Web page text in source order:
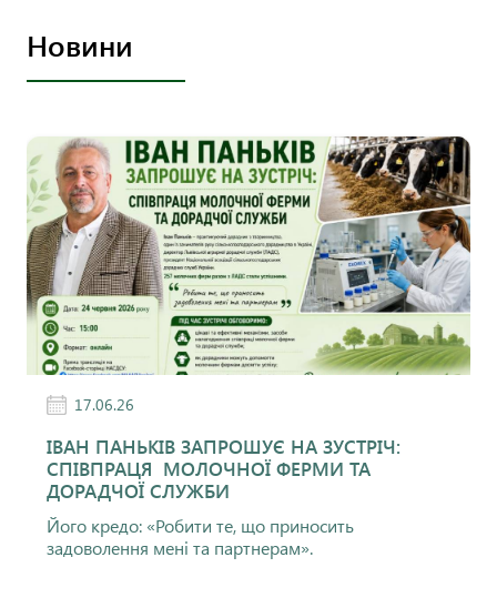
Новини
17.06.26
ІВАН ПАНЬКІВ ЗАПРОШУЄ НА ЗУСТРІЧ:
СПІВПРАЦЯ МОЛОЧНОЇ ФЕРМИ ТА
ДОРАДЧОЇ СЛУЖБИ
Його кредо: «Робити те, що приносить
задоволення мені та партнерам».